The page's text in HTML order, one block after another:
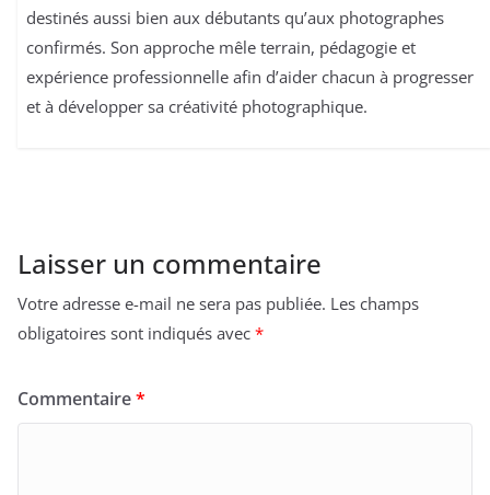
destinés aussi bien aux débutants qu’aux photographes
confirmés. Son approche mêle terrain, pédagogie et
expérience professionnelle afin d’aider chacun à progresser
et à développer sa créativité photographique.
Laisser un commentaire
Votre adresse e-mail ne sera pas publiée. Les champs
obligatoires sont indiqués avec *
Commentaire*